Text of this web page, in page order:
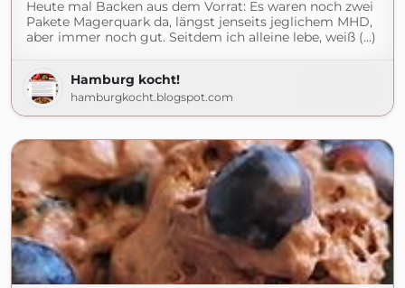
Heute mal Backen aus dem Vorrat: Es waren noch zwei
Pakete Magerquark da, längst jenseits jeglichem MHD,
aber immer noch gut. Seitdem ich alleine lebe, weiß (...)
Hamburg kocht!
hamburgkocht.blogspot.com